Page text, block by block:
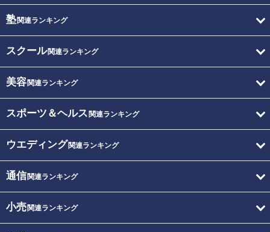
塾関連ランキング
スクール関連ランキング
美容関連ランキング
スポーツ＆ヘルス 関連ランキング
ウエディング関連ランキング
通信関連ランキング
小売関連ランキング